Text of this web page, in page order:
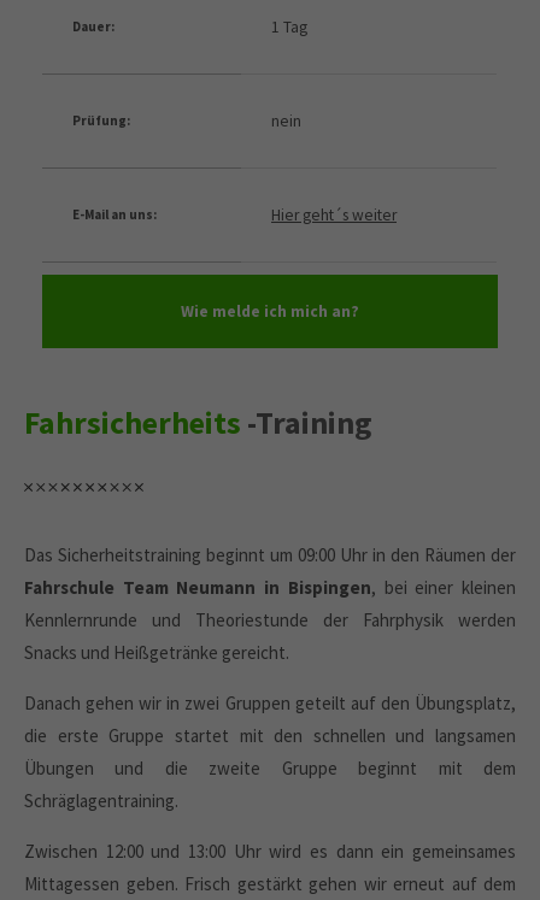
Dauer: 1 Tag
Prüfung: nein
E-Mail an uns: Hier geht´s weiter
Wie melde ich mich an?
Fahrsicherheits -Training
Das Sicherheitstraining beginnt um 09:00 Uhr in den Räumen der
Fahrschule Team Neumann in Bispingen, bei einer kleinen
Kennlernrunde und Theoriestunde der Fahrphysik werden
Snacks und Heißgetränke gereicht.
Danach gehen wir in zwei Gruppen geteilt auf den Übungsplatz,
die erste Gruppe startet mit den schnellen und langsamen
Übungen und die zweite Gruppe beginnt mit dem
Schräglagentraining.
Zwischen 12:00 und 13:00 Uhr wird es dann ein gemeinsames
Mittagessen geben. Frisch gestärkt gehen wir erneut auf dem